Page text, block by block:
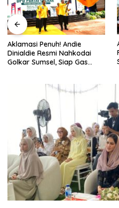
Aklamasi Penuh! Andie
Dinialdie Resmi Nahkodai
Golkar Sumsel, Siap Gas